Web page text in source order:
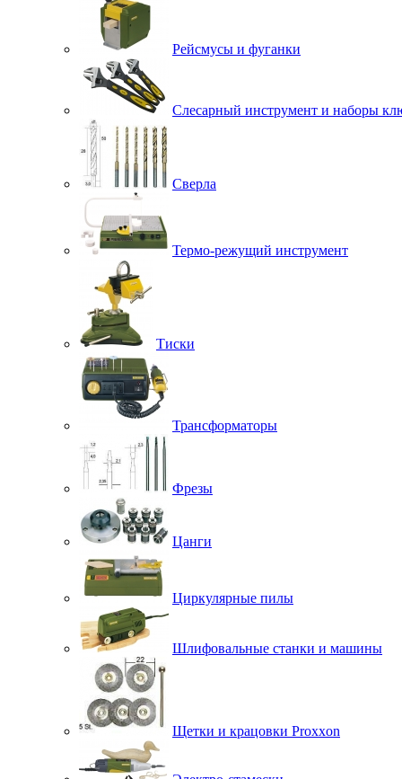
Рейсмусы и фуганки
Слесарный инструмент и наборы
Сверла
Термо-режущий инструмент
Тиски
Трансформаторы
Фрезы
Цанги
Циркулярные пилы
Шлифовальные станки и машины
Щетки и крацовки Proxxon